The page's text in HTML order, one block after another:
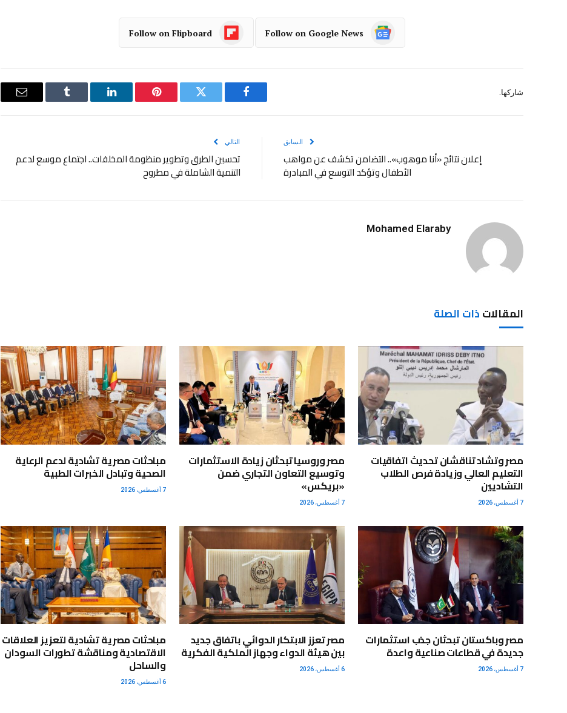
Follow on Google News
Follow on Flipboard
شاركها.
فيسبوك
تويتر بينتيريستلينكدإن Tumblr
البريد
السابق
إعلان نتائج «أنا موهوب».. التضامن تكشف عن مواهب
الأطفال وتؤكد التوسع في المبادرة
التالي
تحسين الطرق وتطوير منظومة المخلفات.. اجتماع موسع لدعم
التنمية الشاملة في مطروح
Mohamed Elaraby
المقالاتذات الصلة
مصر وتشاد تناقشان تحديث اتفاقيات
التعليم العالي وزيادة فرص الطلاب
التشاديين
7 أغسطس، 2026
مصر وروسيا تبحثان زيادة الاستثمارات
وتوسيع التعاون التجاري ضمن
«بريكس»
7 أغسطس، 2026
مباحثات مصرية تشادية لدعم الرعاية
الصحية وتبادل الخبرات الطبية
7 أغسطس، 2026
مصر وباكستان تبحثان جذب استثمارات
جديدة في قطاعات صناعية واعدة
7 أغسطس، 2026
مصر تعزز الابتكار الدوائي باتفاق جديد
بين هيئة الدواء وجهاز الملكية الفكرية
6 أغسطس، 2026
مباحثات مصرية تشادية لتعزيز العلاقات
الاقتصادية ومناقشة تطورات السودان
والساحل
6 أغسطس، 2026